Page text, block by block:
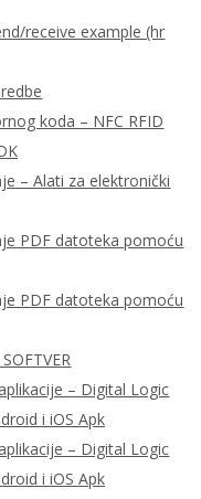
receive example (hr
koda – NFC RFID
– Alati za elektronički
PDF datoteka pomoću
PDF datoteka pomoću
– Digital Logic
i iOS Apk
– Digital Logic
i iOS Apk